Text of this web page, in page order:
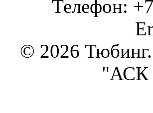
Телефон:
© 2026
"АСК